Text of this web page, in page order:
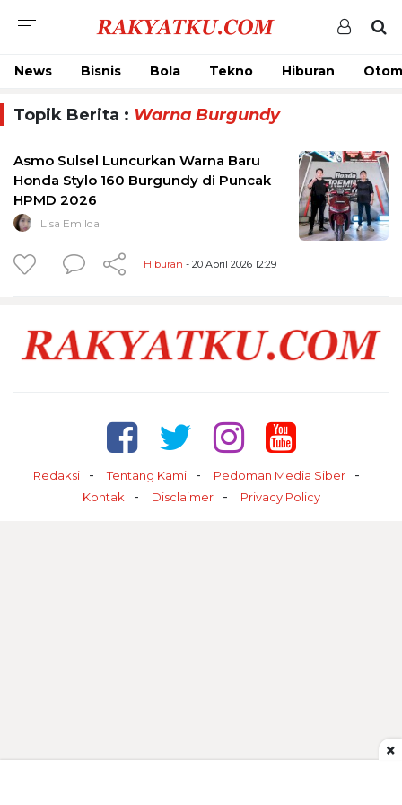
News Bisnis Bola Tekno Hiburan
Topik Berita : Warna Burgundy
Asmo Sulsel Luncurkan Warna Baru
Honda Stylo 160 Burgundy di Puncak
HPMD 2026
Lisa Emilda
Hiburan - 20 April 2026 12:29
Redaksi Tentang Kami
Pedoman Media Siber
Kontak
Disclaimer Privacy Policy
×